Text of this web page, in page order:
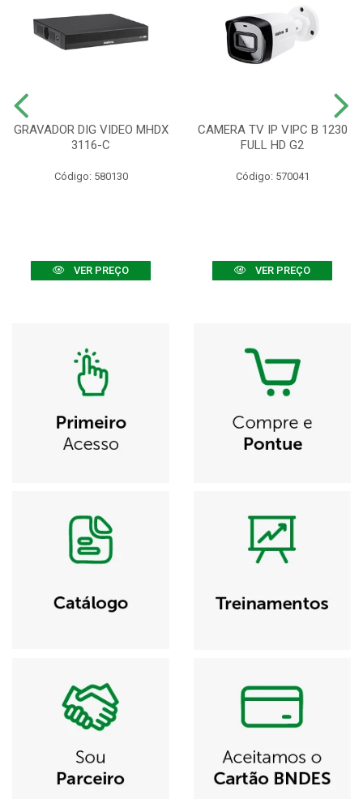
GRAVADOR DIG VIDEO MHDX
3116-C
Código: 580130
VER PREÇO
CAMERA TV IP VIPC B 1230
FULL HD G2
Código: 570041
VER PREÇO